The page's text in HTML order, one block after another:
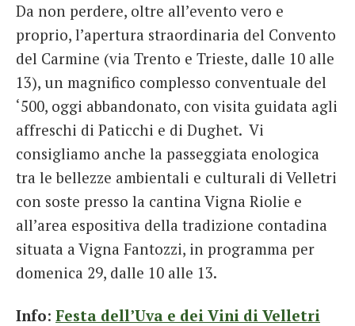
Da non perdere, oltre all’evento vero e
proprio, l’apertura straordinaria del Convento
del Carmine (via Trento e Trieste, dalle 10 alle
13), un magnifico complesso conventuale del
‘500, oggi abbandonato, con visita guidata agli
affreschi di Paticchi e di Dughet. Vi
consigliamo anche la passeggiata enologica
tra le bellezze ambientali e culturali di Velletri
con soste presso la cantina Vigna Riolie e
all’area espositiva della tradizione contadina
situata a Vigna Fantozzi, in programma per
domenica 29, dalle 10 alle 13.
Info: Festa dell’Uva e dei Vini di Velletri